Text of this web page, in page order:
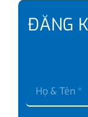
ĐĂNG